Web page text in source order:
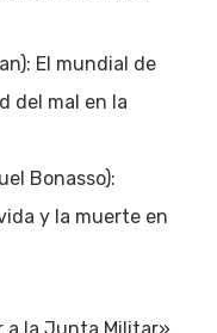
El mundial de
del mal en la
Bonasso):
y la muerte en